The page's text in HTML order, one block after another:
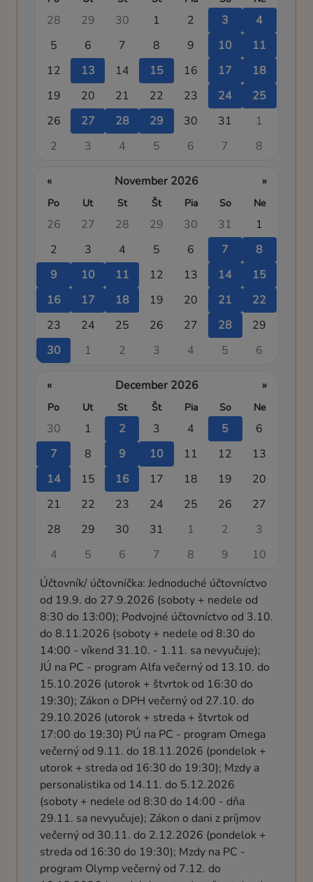
28 29 30 1 2 3
4
5
6 7 8 9 10
11
12
13 14 15 16 17
18
19
20 21 22 23 24
25
26
27 28 29 30 31
1
2
3 4 5 6 7 8
« November 2026 »
Po Ut St Št Pia So Ne
26 27 28 29 30 31
1
2
3 4 5 6 7
8
9
10 11 12 13 14
15
16
17 18 19 20 21
22
23
24 25 26 27 28
29
30
1 2 3 4 5 6
« December 2026 »
Po Ut St Št Pia So Ne
30 1 2 3 4 5
6
7
8 9 10 11 12
13
14
15 16 17 18 19
20
21
22 23 24 25 26
27
28
29 30 31 1 2
3
4
5 6 7 8 9
10
Účtovník/ účtovníčka: Jednoduché účtovníctvo
od 19.9. do 27.9.2026 (soboty + nedele od
8:30 do 13:00); Podvojné účtovníctvo od 3.10.
do 8.11.2026 (soboty + nedele od 8:30 do
14:00 - víkend 31.10. - 1.11. sa nevyučuje);
JÚ na PC - program Alfa večerný od 13.10. do
15.10.2026 (utorok + štvrtok od 16:30 do
19:30); Zákon o DPH večerný od 27.10. do
29.10.2026 (utorok + streda + štvrtok od
17:00 do 19:30) PÚ na PC - program Omega
večerný od 9.11. do 18.11.2026 (pondelok +
utorok + streda od 16:30 do 19:30); Mzdy a
personalistika od 14.11. do 5.12.2026
(soboty + nedele od 8:30 do 14:00 - dňa
29.11. sa nevyučuje); Zákon o dani z príjmov
večerný od 30.11. do 2.12.2026 (pondelok +
streda od 16:30 do 19:30); Mzdy na PC -
program Olymp večerný od 7.12. do